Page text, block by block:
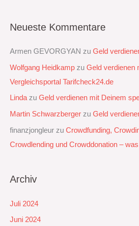
Neueste Kommentare
Armen GEVORGYAN zu Geld
Wolfgang Heidkamp zu Geld verdienen
Vergleichsportal Tarifcheck24.de
Lindazu Geld verdienen mit Deinem
Martin Schwarzberger zu Geld
finanzjongleur zu Crowdfunding,
Crowdlending und Crowddonation –
Archiv
Juli 2024
Juni 2024